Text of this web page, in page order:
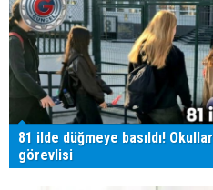
81 ilde düğmeye basıldı!
görevlisi